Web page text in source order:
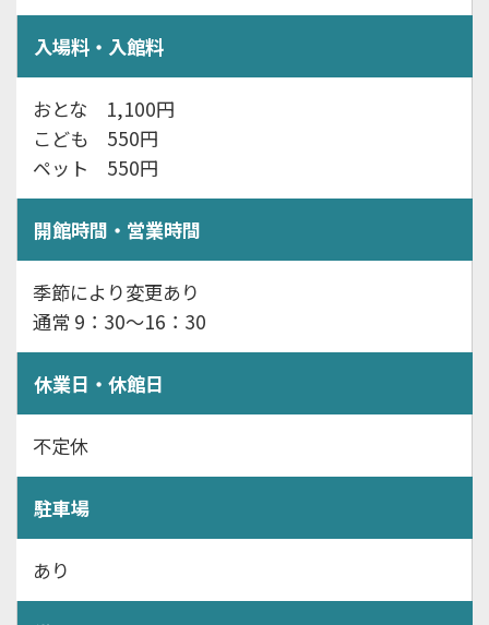
入場料・入館料
おとな 1,100円
こども 550円
ペット 550円
開館時間・営業時間
季節により変更あり
通常 9：30～16：30
休業日・休館日
不定休
駐車場
あり